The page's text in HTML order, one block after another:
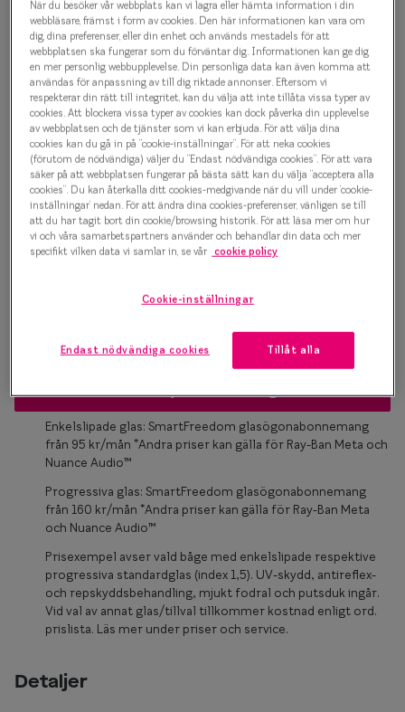
Olika
Taberg
Bold geometry 0IY3046 C02
Glasögonbåge
500 kr
Transparent
Bågstorlek
S
S
Enkelslipade glas: SmartFreedom glasögonabonnemang
från 95 kr/mån *Andra priser kan gälla för Ray-Ban Meta och
Nuance Audio™
Progressiva glas: SmartFreedom glasögonabonnemang
från 160 kr/mån *Andra priser kan gälla för Ray-Ban Meta
och Nuance Audio™
Prisexempel avser vald båge med enkelslipade respektive
progressiva standardglas (index 1,5). UV-skydd, antireflex-
och repskyddsbehandling, mjukt fodral och putsduk ingår.
Vid val av annat glas/tillval tillkommer kostnad enligt ord.
prislista. Läs mer under priser och service.
Detaljer
När du besöker vår webbplats kan vi lagra eller hämta information i din
webbläsare, främst i form av cookies. Den här informationen kan vara om
dig, dina preferenser, eller din enhet och används mestadels för att
webbplatsen ska fungerar som du förväntar dig. Informationen kan ge dig
en mer personlig webbupplevelse. Din personliga data kan även komma att
användas för anpassning av till dig riktade annonser. Eftersom vi
respekterar din rätt till integritet, kan du välja att inte tillåta vissa typer av
cookies. Att blockera vissa typer av cookies kan dock påverka din upplevelse
av webbplatsen och de tjänster som vi kan erbjuda. För att välja dina
cookies kan du gå in på ”cookie-inställningar”. För att neka cookies
(förutom de nödvändiga) väljer du ”Endast nödvändiga cookies”. För att vara
säker på att webbplatsen fungerar på bästa sätt kan du välja ”acceptera alla
cookies”. Du kan återkalla ditt cookies-medgivande när du vill under ’cookie-
inställningar’ nedan. För att ändra dina cookies-preferenser, vänligen se till
att du har tagit bort din cookie/browsing historik. För att läsa mer om hur
vi och våra samarbetspartners använder och behandlar din data och mer
specifikt vilken data vi samlar in, se vår cookie policy
Cookie-inställningar
Endast nödvändiga cookies Tillåt alla